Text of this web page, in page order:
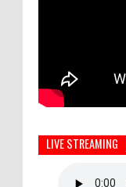
LIVE STREAMING